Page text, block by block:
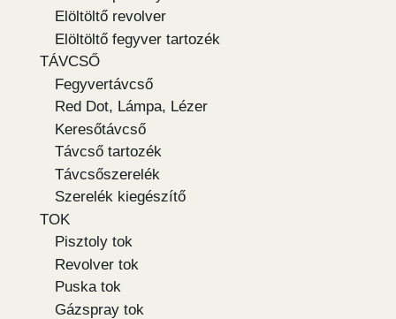
Elöltöltő revolver
Elöltöltő fegyver tartozék
TÁVCSŐ
Fegyvertávcső
Red Dot, Lámpa, Lézer
Keresőtávcső
Távcső tartozék
Távcsőszerelék
Szerelék kiegészítő
TOK
Pisztoly tok
Revolver tok
Puska tok
Gázspray tok